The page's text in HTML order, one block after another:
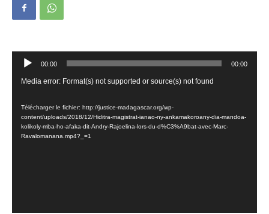
Lecteur 00:00 00:00
Lecteur
Media error: Format(s) not supported or source(s) not found
Télécharger le fichier: http://justice-madagascar.org/wp-
content/uploads/2018/12/Hiditra-magistrat-ianao-ny-ankamakoroany-dia-mandoa-
kolikoly-mba-ho-afaka-dit-Andry-Rajoelina-lors-du-d%C3%A9bat-avec-Marc-
Ravalomanana.mp4?_=1